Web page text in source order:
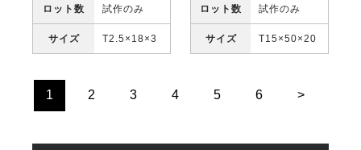
ロット数 試作のみ
サイズ T2.5×18×3
ロット数 試作のみ
サイズ T15×50×20
1 2 3 4 5 6 >